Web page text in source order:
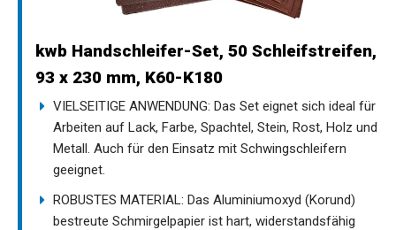
kwb Handschleifer-Set, 50 Schleifstreifen,
93 x 230 mm, K60-K180
VIELSEITIGE ANWENDUNG: Das Set eignet sich ideal für
Arbeiten auf Lack, Farbe, Spachtel, Stein, Rost, Holz und
Metall. Auch für den Einsatz mit Schwingschleifern
geeignet.
ROBUSTES MATERIAL: Das Aluminiumoxyd (Korund)
bestreute Schmirgelpapier ist hart, widerstandsfähig